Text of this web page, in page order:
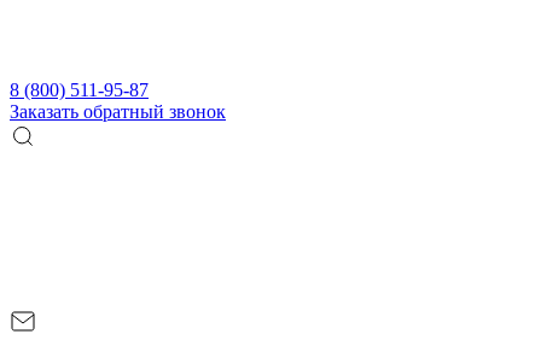
8 (800) 511-95-87
Заказать обратный звонок